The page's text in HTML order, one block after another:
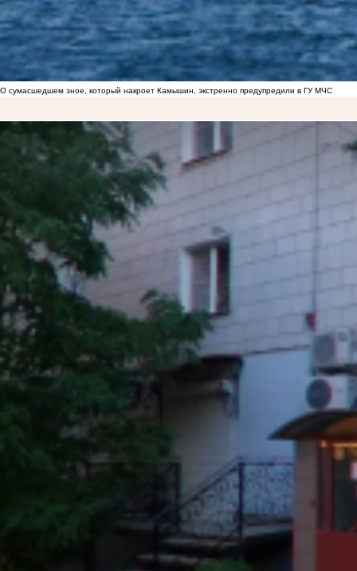
О сумасшедшем зное, который накроет Камышин, экстренно предупредили в ГУ МЧС